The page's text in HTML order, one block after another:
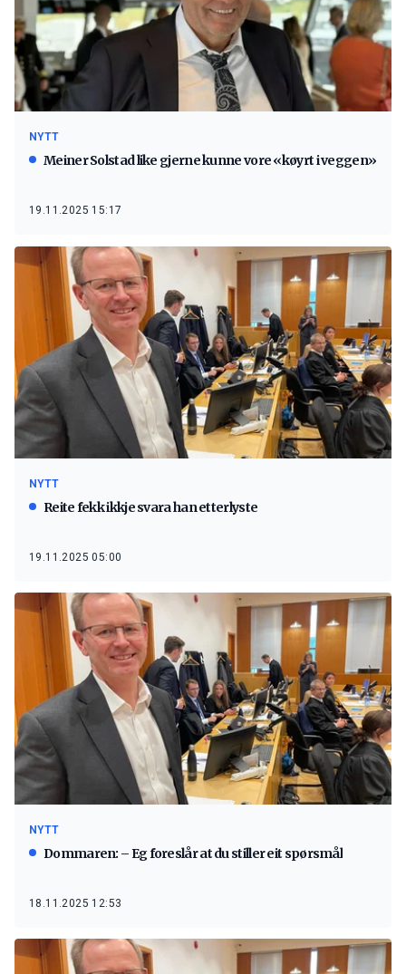
NYTT
Meiner Solstad like gjerne kunne vore «køyrt i veggen»
19.11.2025 15:17
NYTT
Reite fekk ikkje svara han etterlyste
19.11.2025 05:00
NYTT
Dommaren: – Eg foreslår at du stiller eit spørsmål
18.11.2025 12:53